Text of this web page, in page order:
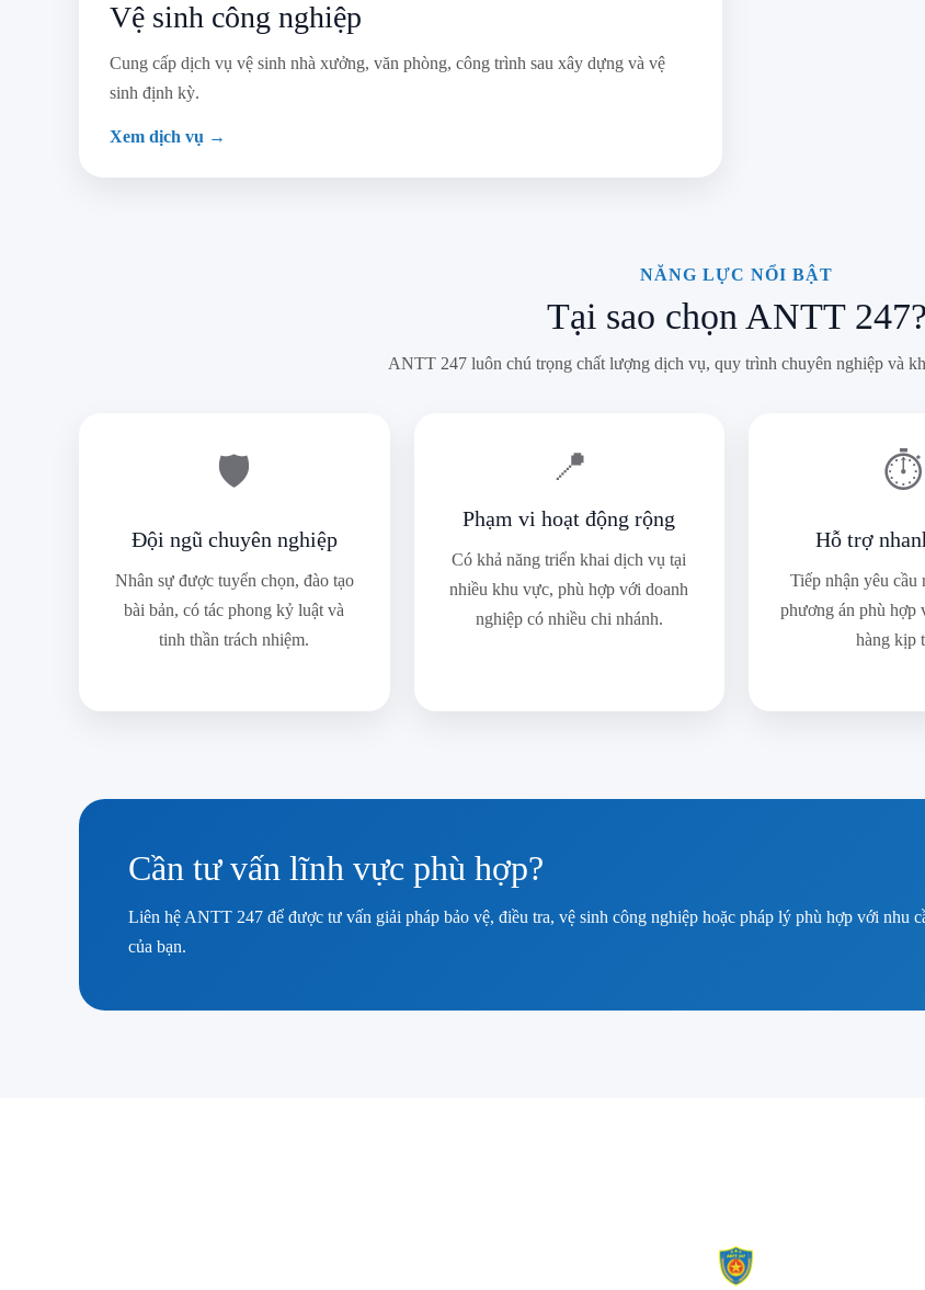
Vệ sinh công nghiệp
Cung cấp dịch vụ vệ sinh nhà xưởng, văn phòng, công trình sau xây dựng và vệ
sinh định kỳ.
Xem dịch vụ →
NĂNG LỰC NỔI BẬT
Tại sao chọn ANTT 247?
ANTT 247 luôn chú trọng chất lượng dịch vụ, quy trình chuyên nghiệp và
🛡️
Đội ngũ chuyên nghiệp
Nhân sự được tuyển chọn, đào tạo
bài bản, có tác phong kỷ luật và
tinh thần trách nhiệm.
📍
Phạm vi hoạt động rộng
Có khả năng triển khai dịch vụ tại
nhiều khu vực, phù hợp với doanh
nghiệp có nhiều chi nhánh.
⏱️
Hỗ trợ
Tiếp nhận yêu cầu
phương án phù hợp
hàng kịp
Cần tư vấn lĩnh vực phù hợp?
Liên hệ ANTT 247 để được tư vấn giải pháp bảo vệ, điều tra, vệ sinh công nghiệp hoặc pháp lý phù hợp với nhu
của bạn.